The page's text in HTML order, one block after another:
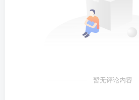
暂无评论内容